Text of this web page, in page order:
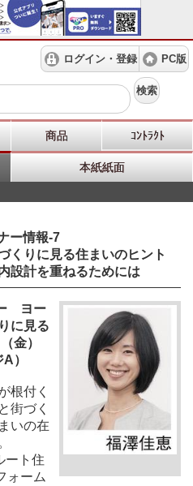
ログイン・登録 PC版
検索
商品 ｺﾝﾄﾗｸﾄ
本紙紙面
ー情報-7
くりに見る住まいのヒント
設計を重ねるためには
ヨー
に見る
金）
）
根付く
街づく
いの在
ート住
ォーム